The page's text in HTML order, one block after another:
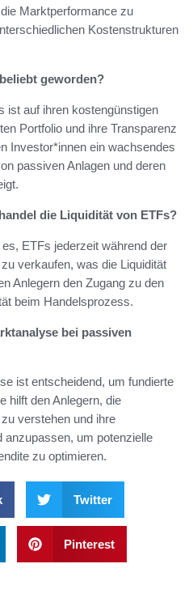
Marktperformance zu
Kostenstrukturen
geworden?
ist auf ihren kostengünstigen
Portfolio und ihre Transparenz
Investor*innen ein wachsendes
passiven Anlagen und deren
die Liquidität von ETFs?
ETFs jederzeit während der
verkaufen, was die Liquidität
Anlegern den Zugang zu den
beim Handelsprozess.
bei passiven
ist entscheidend, um fundierte
hilft den Anlegern, die
verstehen und ihre
anzupassen, um potenzielle
zu optimieren.
Twitter
Pinterest